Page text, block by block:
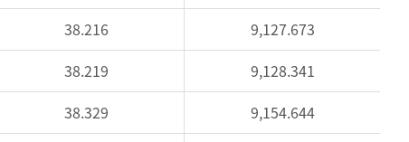
38.216
9,127.673
38.219
9,128.341
38.329
9,154.644